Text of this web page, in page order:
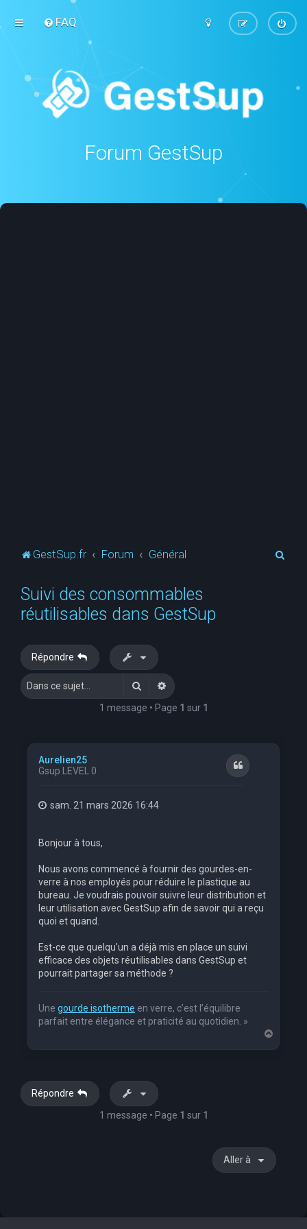
FAQ
Forum GestSup
GestSup.fr Forum Général
Suivi des consommables
réutilisables dans GestSup
Répondre
RechercherRecherche avancée
1 message • Page 1 sur 1
Aurelien25
Gsup LEVEL 0
Citation
sam. 21 mars 2026 16:44
Bonjour à tous,
Nous avons commencé à fournir des gourdes-en-
verre à nos employés pour réduire le plastique au
bureau. Je voudrais pouvoir suivre leur distribution et
leur utilisation avec GestSup afin de savoir qui a reçu
quoi et quand.
Est-ce que quelqu’un a déjà mis en place un suivi
efficace des objets réutilisables dans GestSup et
pourrait partager sa méthode ?
Une gourde isotherme en verre, c’est l’équilibre
parfait entre élégance et praticité au quotidien. »
a
Répondre
1 message • Page 1 sur 1
Aller à